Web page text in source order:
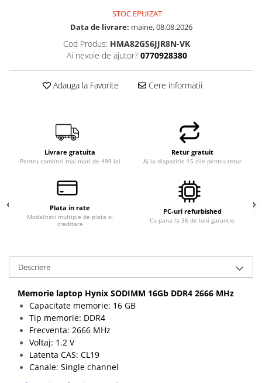
STOC EPUIZAT
Data de livrare: maine, 08.08.2026
Cod Produs: HMA82GS6JJR8N-VK
Ai nevoie de ajutor? 0770928380
Adauga la Favorite Cere informatii
Livrare gratuita
Pentru comenzi mai mari de 499 lei
Retur gratuit
Ai la dispozitie 15 zile pentru retur
Plata in rate
Modalitati multiple de plata si
creditare
PC-uri refurbished
Cu pana la 36 de luni garantie
Descriere
Memorie laptop Hynix SODIMM 16Gb DDR4 2666 MHz
Capacitate memorie: 16 GB
Tip memorie: DDR4
Frecventa: 2666 MHz
Voltaj: 1.2 V
Latenta CAS: CL19
Canale: Single channel